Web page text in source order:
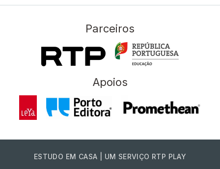
Parceiros
Apoios
ESTUDO EM CASA | UM SERVIÇO RTP PLAY